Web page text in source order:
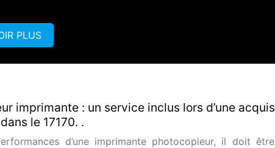
PLUS
imprimante : un service inclus lors d’une
le 17170. .
d’une imprimante photocopieur, il doit